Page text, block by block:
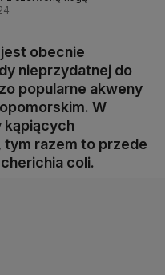
jest obecnie
nieprzydatnej do
popularne akweny
W
kąpiących
tym razem to przede
coli.